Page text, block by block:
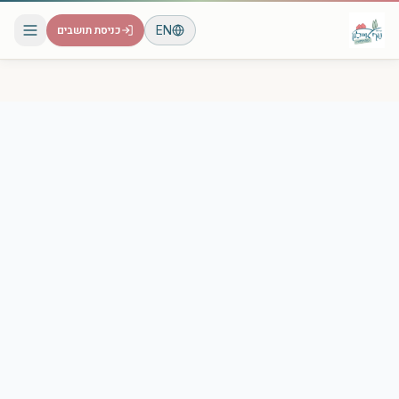
EN כניסת תושבים